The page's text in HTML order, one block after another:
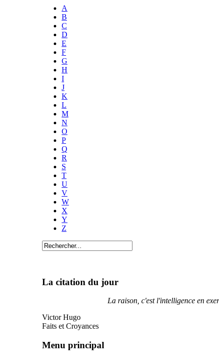
A
B
C
D
E
F
G
H
I
J
K
L
M
N
O
P
Q
R
S
T
U
V
W
X
Y
Z
La citation du jour
La raison, c'est l'intelligence en
Victor Hugo
Faits et Croyances
Menu principal